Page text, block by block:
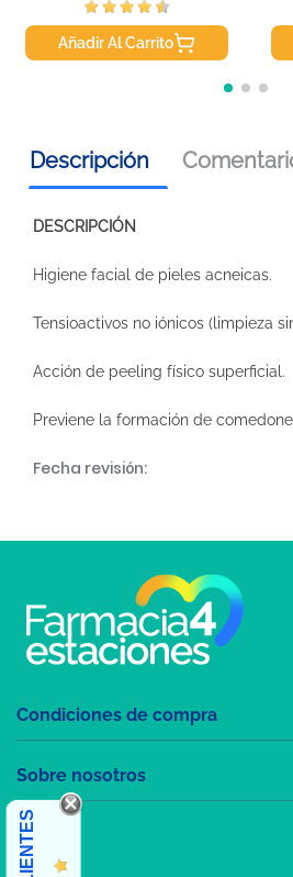
Añadir Al Carrito
Descripción
DESCRIPCIÓN
Higiene facial de pieles acneicas.
Tensioactivos no iónicos (limpieza
Acción de peeling físico superficial.
Previene la formación de
Fecha revisión:
Condiciones de compra
Sobre nosotros